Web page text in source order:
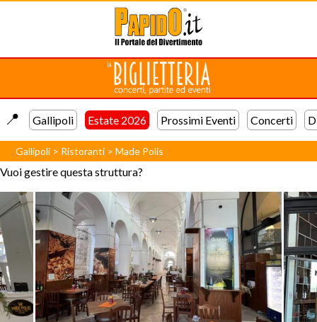
📍️ Gallipoli Estate 2026 Prossimi Eventi Concerti
Gallipoli > Ristoranti >Made Polis
Vuoi gestire questa struttura?